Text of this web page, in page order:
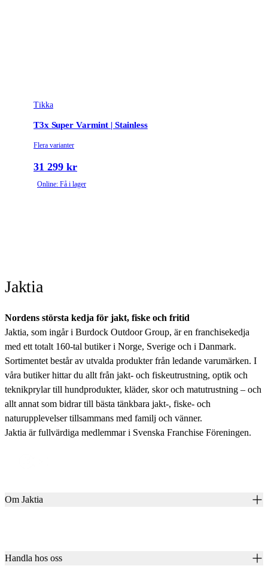
Tikka
T3x Super Varmint | Stainless
Flera varianter
31 299 kr
Online: Få i lager
Jaktia
Nordens största kedja för jakt, fiske och fritid
Jaktia, som ingår i Burdock Outdoor Group, är en franchisekedja
med ett totalt 160-tal butiker i Norge, Sverige och i Danmark.
Sortimentet består av utvalda produkter från ledande varumärken. I
våra butiker hittar du allt från jakt- och fiskeutrustning, optik och
teknikprylar till hundprodukter, kläder, skor och matutrustning – och
allt annat som bidrar till bästa tänkbara jakt-, fiske- och
naturupplevelser tillsammans med familj och vänner.
Jaktia är fullvärdiga medlemmar i Svenska Franchise Föreningen.
Om Jaktia
Karriär
Handla hos oss